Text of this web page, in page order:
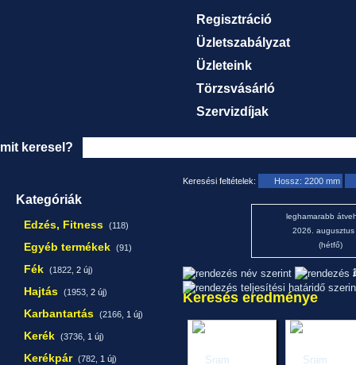
Regisztráció
Üzletszabályzat
Üzleteink
Törzsvásárló
Szervizdíjak
mit keresel?
Kategóriák
Edzés, Fitness (118)
Egyéb termékek (91)
Fék (1822, 2 új)
Hajtás (1953, 2 új)
Karbantartás (2166, 1 új)
Kerék (3736, 1 új)
Kerékpár (782, 1 új)
Keresési feltételek: Hossz: 2200 mm
leghamarabb
2026. augusztus
(hétfő)
Keresés eredménye